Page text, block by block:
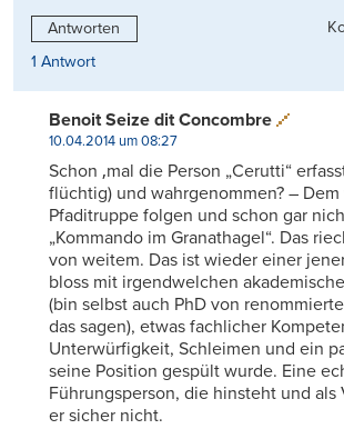
Antworten
1 Antwort
Benoit Seize dit Concombre
10.04.2014 um 08:27
Schon ‚mal die Person „Cerutti“
flüchtig) und wahrgenommen? –
Pfaditruppe folgen und schon gar
„Kommando im Granathagel“. Das
von weitem. Das ist wieder einer
bloss mit irgendwelchen
(bin selbst auch PhD von
das sagen), etwas fachlicher
Unterwürfigkeit, Schleimen und ein
seine Position gespült wurde. Eine
Führungsperson, die hinsteht und als
er sicher nicht.